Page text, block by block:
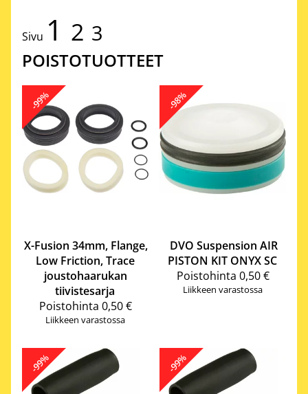
Sivu 1 2 3
POISTOTUOTTEET
-99%
X-Fusion 34mm, Flange,
Low Friction, Trace
joustohaarukan
tiivistesarja
Poistohinta 0,50 €
Liikkeen varastossa
-98%
DVO Suspension AIR
PISTON KIT ONYX SC
Poistohinta 0,50 €
Liikkeen varastossa
-99% -99%